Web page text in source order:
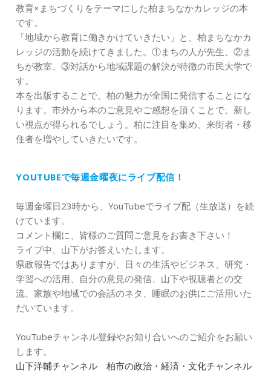
教育×まちづくりをテーマにした柏まちなかカレッジの本
です。
「地域から教育に働きかけていきたい」と、柏まちなかカ
レッジの活動を続けてきました。①まちの人が先生、②ま
ちが教室、③対話から地域課題の解決が特徴の市民大学で
す。
本を出版することで、柏の魅力が全国に発信することにな
ります。市外から本のご意見やご感想を頂くことで、新し
い視点が得られるでしょう。柏に注目を集め、来街者・移
住者を増やしていきたいです。
YOUTUBEで毎週金曜夜にライブ配信！
毎週金曜日23時から、YouTubeでライブ配（生放送）を続
けています。
コメント欄に、皆様のご質問ご意見をお書き下さい！
ライブ中、山下がお答えいたします。
県政報告ではありますが、日々の生活やビジネス、研究・
学習への活用、自分の意見の発信、山下や視聴者との交
流、家族や地域での会話のネタ、睡眠のお供にご活用いた
だいています。
YouTubeチャンネル登録やお知り合いへのご紹介をお願い
します。
山下洋輔チャンネル 柏市の政治・経済・文化チャンネル